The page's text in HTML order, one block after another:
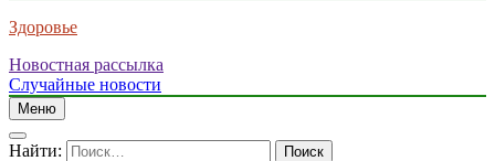
Здоровье
Новостная рассылка
Случайные новости
Меню
Найти: